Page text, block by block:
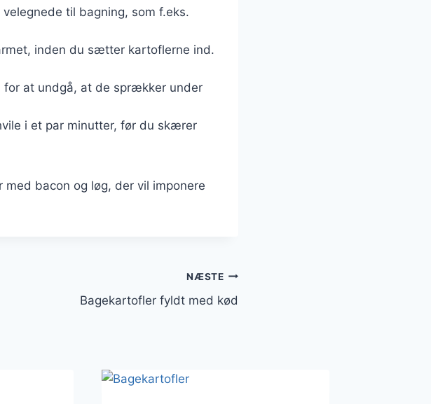
til bagning, som f.eks.
inden du sætter kartoflerne ind.
at undgå, at de sprækker under
i et par minutter, før du skærer
bacon og løg, der vil imponere
NÆSTE
Bagekartofler fyldt med kød